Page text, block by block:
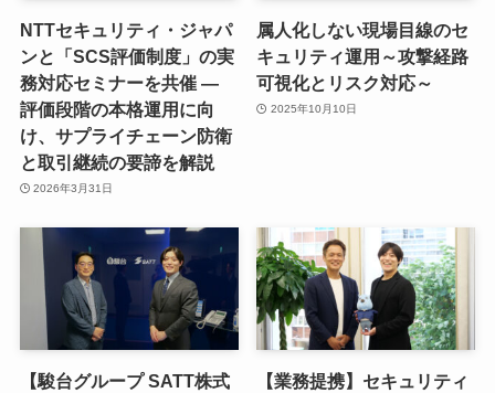
NTTセキュリティ・ジャパ
ンと「SCS評価制度」の実
務対応セミナーを共催 ―
評価段階の本格運用に向
け、サプライチェーン防衛
と取引継続の要諦を解説
2026年3月31日
属人化しない現場目線のセ
キュリティ運用～攻撃経路
可視化とリスク対応～
2025年10月10日
【駿台グループ SATT株式
【業務提携】セキュリティ